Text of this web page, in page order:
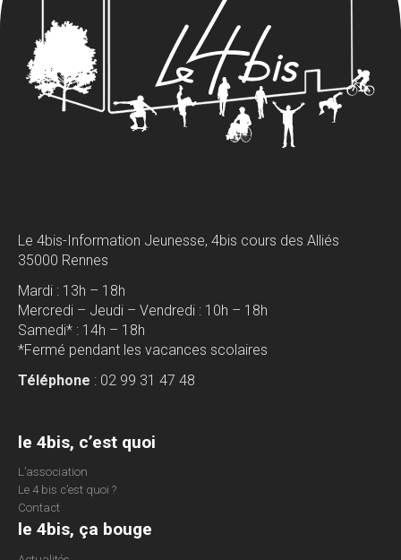
Le 4bis-Information Jeunesse, 4bis cours des Alliés
35000 Rennes
Mardi : 13h – 18h
Mercredi – Jeudi – Vendredi : 10h – 18h
Samedi* : 14h – 18h
*Fermé pendant les vacances scolaires
Téléphone : 02 99 31 47 48
le 4bis, c’est quoi
L’association
Le 4 bis c’est quoi ?
Contact
le 4bis, ça bouge